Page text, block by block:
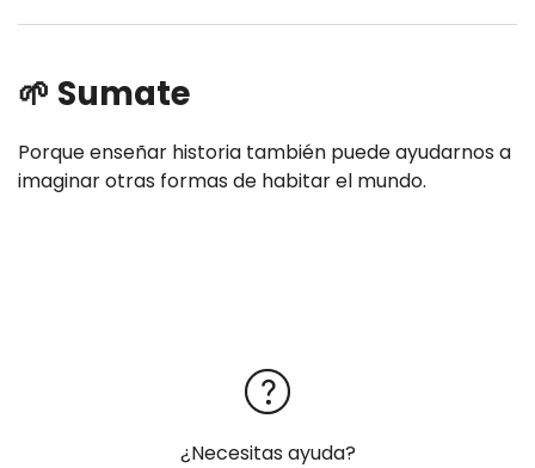
🌱 Sumate
Porque enseñar historia también puede ayudarnos a
imaginar otras formas de habitar el mundo.
¿Necesitas ayuda?